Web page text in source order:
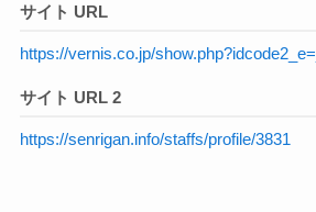
サイト URL
https://vernis.co.jp/
サイト URL 2
https://senrigan.info/staffs/profile/3831